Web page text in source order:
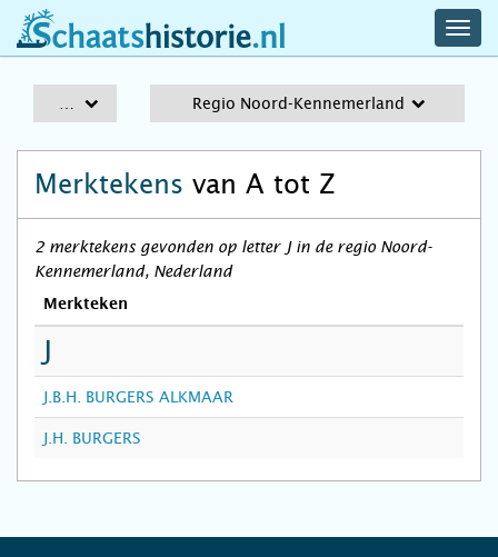
schaatshistorie.nl
Regio Noord-Kennemerland
Merktekens van A tot Z
2 merktekens gevonden op letter J in de regio Noord-
Kennemerland, Nederland
Merkteken
J
J.B.H. BURGERS ALKMAAR
J.H. BURGERS